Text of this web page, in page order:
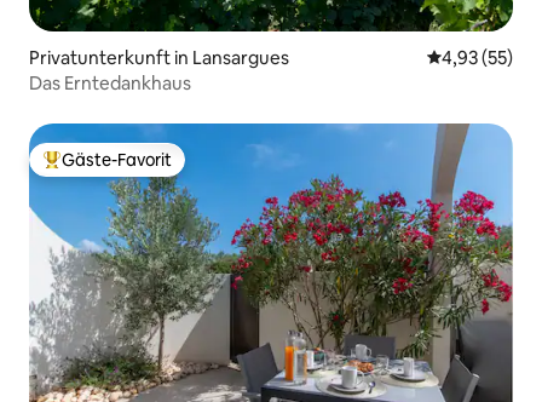
Privatunterkunft in Lansargues
4,93 (55)
Das Erntedankhaus
Beliebter Gäste-Favorit.
Gäste-Favorit